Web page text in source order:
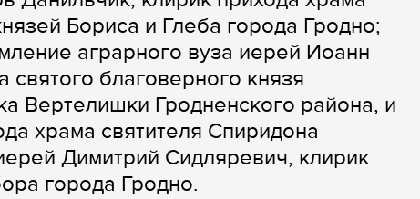
Бориса и Глеба города Гродно;
аграрного вуза иерей Иоанн
святого благоверного князя
Вертелишки Гродненского района, и
храма святителя Спиридона
Димитрий Сидляревич, клирик
города Гродно.